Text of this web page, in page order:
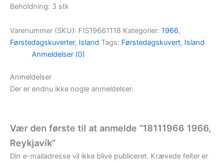
Beholdning: 3 stk
Varenummer (SKU): FIS19661118 Kategorier: 1966,
Førstedagskuverter, Island Tags: Førstedagskuvert, Island
Anmeldelser (0)
Anmeldelser
Der er endnu ikke nogle anmeldelser.
Vær den første til at anmelde “18111966 1966,
Reykjavík”
Din e-mailadresse vil ikke blive publiceret. Krævede felter er